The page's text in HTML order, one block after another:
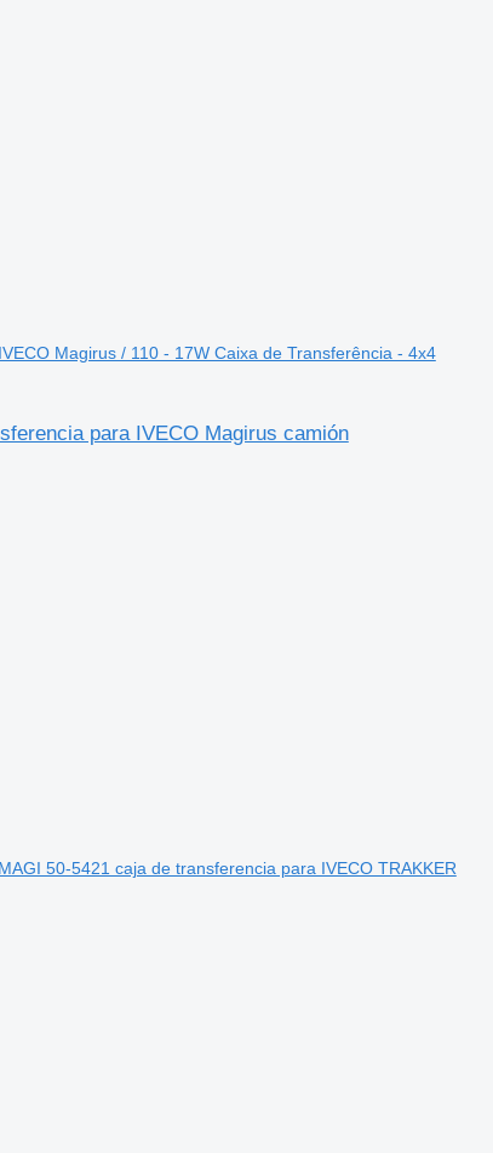
IVECO Magirus / 110 - 17W Caixa de Transferência - 4x4
para IVECO Magirus camión
MAGI 50-5421 caja de transferencia para IVECO TRAKKER